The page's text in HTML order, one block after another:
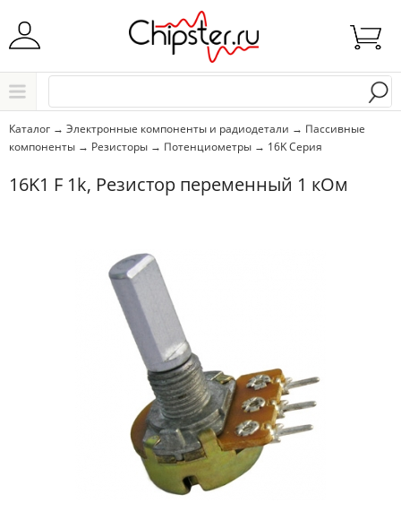
Начните водить название города..
Выбрать
Каталог → Электронные компоненты и радиодетали → Пассивные
компоненты → Резисторы → Потенциометры → 16K Серия
16K1 F 1k, Резистор переменный 1 кОм